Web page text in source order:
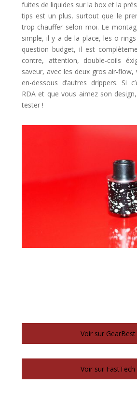
fuites de liquides sur la box et la
tips est un plus, surtout que le
trop chauffer selon moi. Le
simple, il y a de la place, les o-
question budget, il est
contre, attention, double-coils
saveur, avec les deux gros air-flow,
en-dessous d’autres drippers. Si
RDA et que vous aimez son
tester !
Voir sur GearBest
Voir sur FastTech